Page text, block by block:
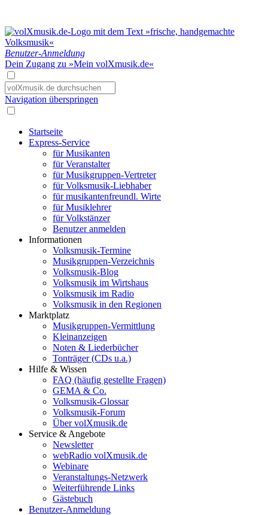
Benutzer-Anmeldung
Dein Zugang zu »Mein volXmusik.de«
Navigation überspringen
Startseite
Express-Service
für Musikanten
für Veranstalter
für Musikgruppen-Vertreter
für Volksmusik-Liebhaber
für musikantenfreundl. Wirte
für Musiklehrer
für Volkstänzer
Benutzer anmelden
Informationen
Volksmusik-Termine
Musikgruppen-Verzeichnis
Volksmusik-Blog
Volksmusik im Wirtshaus
Volksmusik im Radio
Volksmusik in den Regionen
Marktplatz
Musikgruppen-Vermittlung
Kleinanzeigen
Noten & Liederbücher
Tonträger (CDs u.a.)
Hilfe & Wissen
FAQ (häufig gestellte Fragen)
GEMA & Co.
Volksmusik-Glossar
Volksmusik-Forum
Über volXmusik.de
Service & Angebote
Newsletter
webRadio volXmusik.de
Webinare
Veranstaltungs-Netzwerk
Weiterführende Links
Gästebuch
Benutzer-Anmeldung